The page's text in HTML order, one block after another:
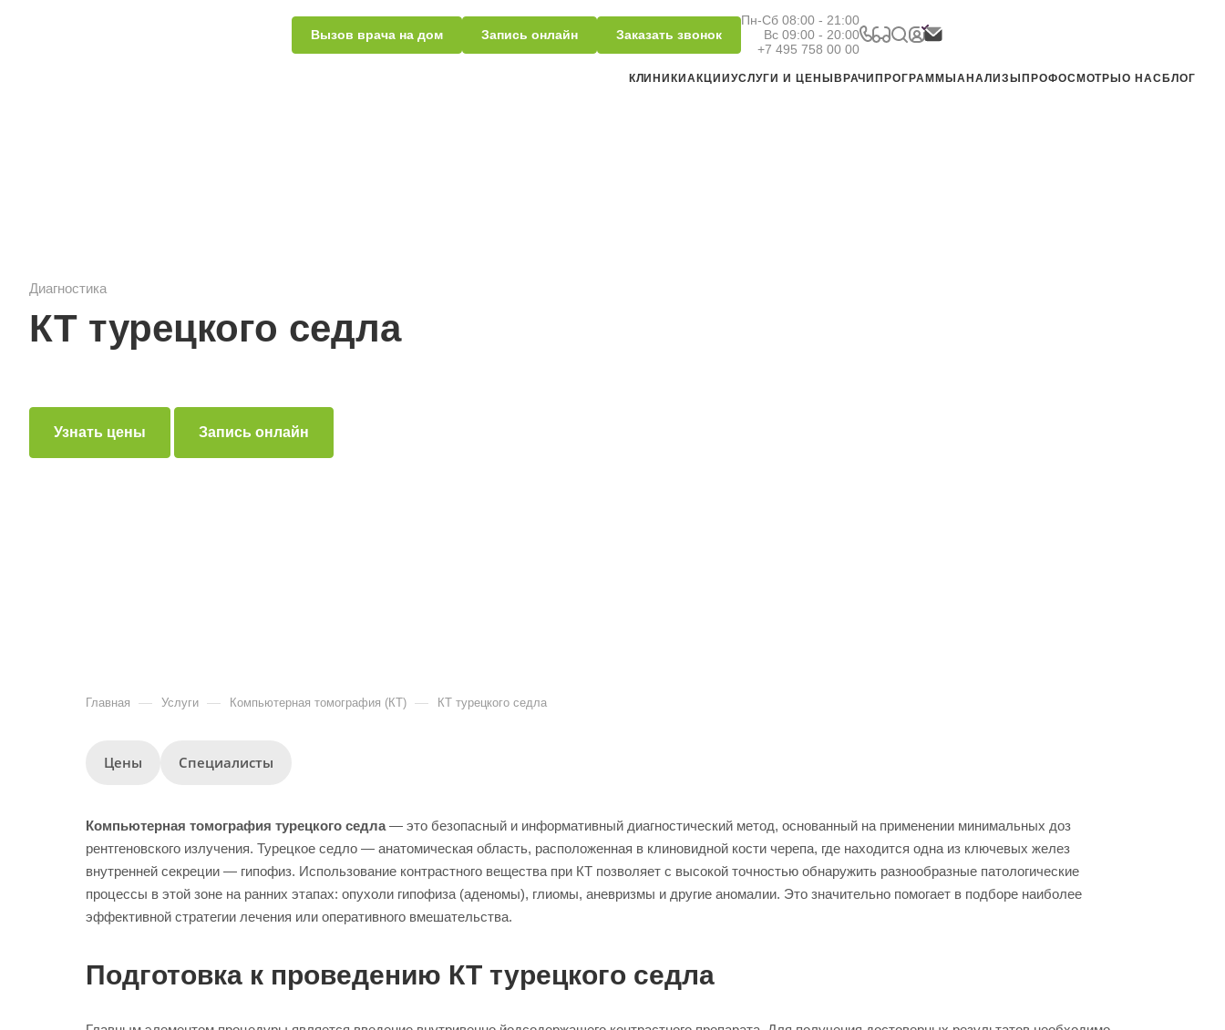
Вызов врача на дом Запись онлайн Заказать звонок
Пн-Сб 08:00 - 21:00
Вс 09:00 - 20:00
+7 495 758 00 00
КЛИНИКИАКЦИИУСЛУГИ И ЦЕНЫ ВРАЧИ ПРОГРАММЫАНАЛИЗЫ ПРОФОСМОТРЫО НАС БЛОГ
Диагностика
КТ турецкого седла
Узнать цены Запись онлайн
Главная — Услуги — Компьютерная томография (КТ) — КТ турецкого седла
Цены Специалисты
Компьютерная томография турецкого седла— это безопасный и информативный диагностический метод, основанный на применении минимальных доз
рентгеновского излучения. Турецкое седло — анатомическая область, расположенная в клиновидной кости черепа, где находится одна из ключевых желез
внутренней секреции — гипофиз. Использование контрастного вещества при КТ позволяет с высокой точностью обнаружить разнообразные патологические
процессы в этой зоне на ранних этапах: опухоли гипофиза (аденомы), глиомы, аневризмы и другие аномалии. Это значительно помогает в подборе наиболее
эффективной стратегии лечения или оперативного вмешательства.
Подготовка к проведению КТ турецкого седла